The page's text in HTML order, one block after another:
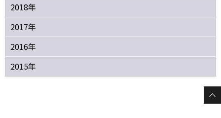
2018年
2017年
2016年
2015年